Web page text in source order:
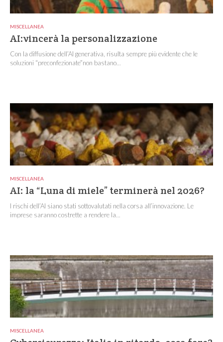
MISCELLANEA
AI:vincerà la personalizzazione
Con la diffusione dell’AI generativa, risulta sempre più evidente che le
soluzioni “preconfezionate”non bastano...
MISCELLANEA
AI: la “Luna di miele” terminerà nel 2026?
I rischi dell’AI siano stati sottovalutati nella corsa all’innovazione. Le
imprese saranno costrette a rendere la...
MISCELLANEA